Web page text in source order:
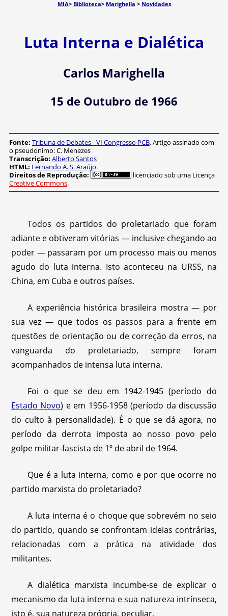
MIA> Biblioteca> Marighella > Novidades
Luta Interna e Dialética
Carlos Marighella
15 de Outubro de 1966
Fonte: Tribuna de Debates - VI Congresso PCB. Artigo assinado com
o pseudonimo: C. Menezes
Transcrição: Alberto Santos
HTML: Fernando A. S. Araújo.
Direitos de Reprodução:
licenciado sob uma Licença
Creative Commons.
Todos os partidos do proletariado que foram
adiante e obtiveram vitórias — inclusive chegando ao
poder — passaram por um processo mais ou menos
agudo do luta interna. Isto aconteceu na URSS, na
China, em Cuba e outros países.
A experiência histórica brasileira mostra — por
sua vez — que todos os passos para a frente em
questões de orientação ou de correção da erros, na
vanguarda do proletariado, sempre foram
acompanhados de intensa luta interna.
Foi o que se deu em 1942-1945 (período do
Estado Novo) e em 1956-1958 (período da discussão
do culto à personalidade). É o que se dá agora, no
período da derrota imposta ao nosso povo pelo
golpe militar-fascista de 1º de abril de 1964.
Que é a luta interna, como e por que ocorre no
partido marxista do proletariado?
A luta interna é o choque que sobrevém no seio
do partido, quando se confrontam ideias contrárias,
relacionadas com a prática na atividade dos
militantes.
A dialética marxista incumbe-se de explicar o
mecanismo da luta interna e sua natureza intrínseca,
isto é, sua natureza própria, peculiar.